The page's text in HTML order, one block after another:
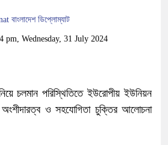
বাংলাদেশ ডিপ্লোম্যাট
pm, Wednesday, 31 July 2024
চলমান পরিস্থিতিতে ইউরোপীয় ইউনিয়ন
অংশীদারত্ব ও সহযোগিতা চুক্তির আলোচনা